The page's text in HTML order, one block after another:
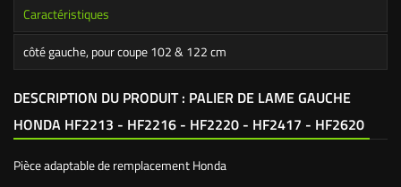
Caractéristiques
côté gauche, pour coupe 102 & 122 cm
DESCRIPTION DU PRODUIT : PALIER DE LAME GAUCHE
HONDA HF2213 - HF2216 - HF2220 - HF2417 - HF2620
Pièce adaptable de remplacement Honda